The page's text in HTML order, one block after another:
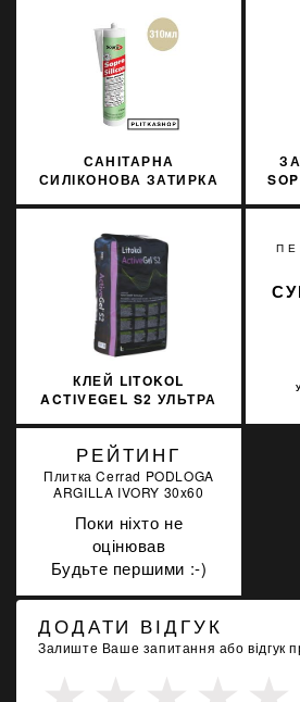
САНІТАРНА
СИЛІКОНОВА ЗАТИРКА
КЛЕЙ LITOKOL
ACTIVEGEL S2 УЛЬТРА
РЕЙТИНГ
Плитка Cerrad PODLOGA
ARGILLA IVORY 30x60
Поки ніхто не
оцінював
Будьте першими :-)
ДОДАТИ ВІДГУК
Залиште Ваше запитання або відгук